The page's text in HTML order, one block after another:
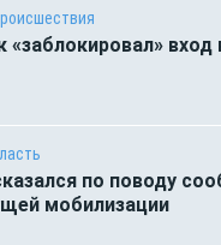
«заблокировал» вход
по поводу
мобилизации